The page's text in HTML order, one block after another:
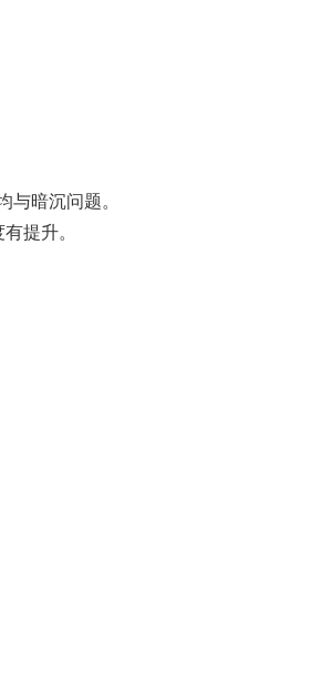
暗沉问题。
提升。